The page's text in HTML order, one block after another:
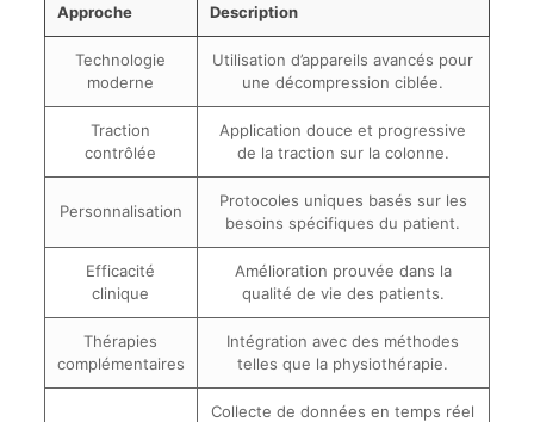
Approche Description
Technologie
moderne
Utilisation d’appareils avancés pour
une décompression ciblée.
Traction
contrôlée
Application douce et progressive
de la traction sur la colonne.
Personnalisation
Protocoles uniques basés sur les
besoins spécifiques du patient.
Efficacité
clinique
Amélioration prouvée dans la
qualité de vie des patients.
Thérapies
complémentaires
Intégration avec des méthodes
telles que la physiothérapie.
Collecte de données en temps réel